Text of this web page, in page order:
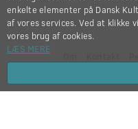
Copyright ©
enkelte elementer på Dansk
af vores services. Ved at klikke
vores brug af cookies.
LÆS MERE